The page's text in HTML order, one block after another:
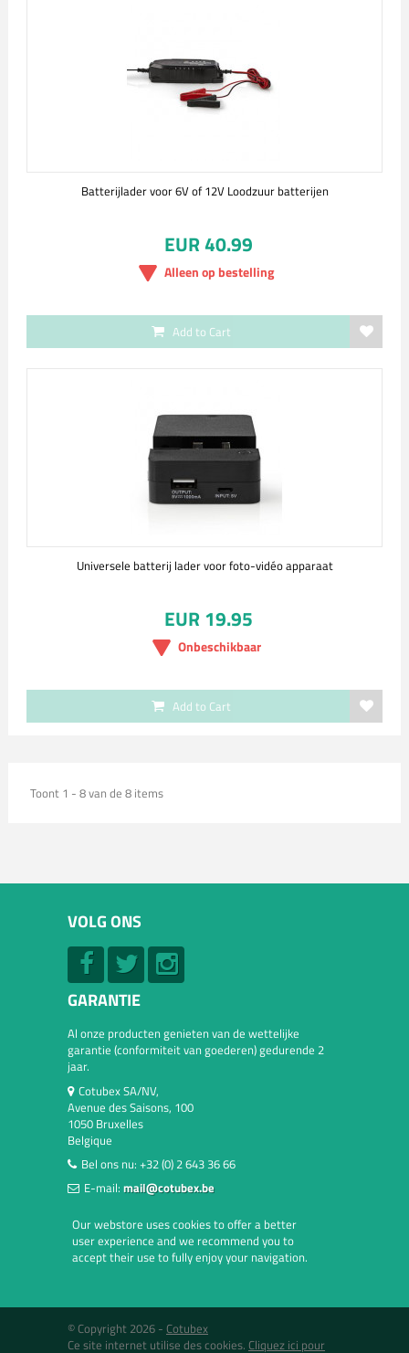
Batterijlader voor 6V of 12V Loodzuur batterijen
EUR 40.99
Alleen op bestelling
Add to Cart
Universele batterij lader voor foto-vidéo apparaat
EUR 19.95
Onbeschikbaar
Add to Cart
Toont 1 - 8 van de 8 items
VOLG ONS
GARANTIE
Al onze producten genieten van de wettelijke
garantie (conformiteit van goederen) gedurende 2
jaar.
Cotubex SA/NV,
Avenue des Saisons, 100
1050 Bruxelles
Belgique
Bel ons nu: +32 (0) 2 643 36 66
E-mail: mail@cotubex.be
Our webstore uses cookies to offer a better
user experience and we recommend you to
accept their use to fully enjoy your navigation.
© Copyright 2026 - Cotubex
Ce site internet utilise des cookies. Cliquez ici pour